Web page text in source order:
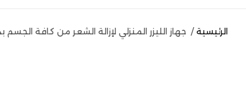
الرئيسية / جهاز الليزر المنزلي لإزالة الشعر من كافة الجسم بدون ألم 999,999